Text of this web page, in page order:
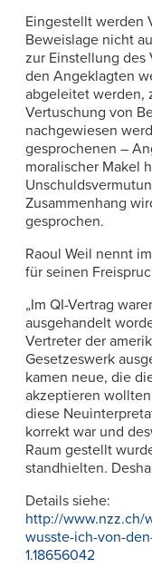
Eingestellt werden
Beweislage nicht
zur Einstellung des
den Angeklagten
abgeleitet werden,
Vertuschung von
nachgewiesen
gesprochenen –
moralischer Makel
Zusammenhang
gesprochen.
Raoul Weil nennt
für seinen
„Im QI-Vertrag
ausgehandelt
Vertreter der
Gesetzeswerk
kamen neue, die
akzeptieren
diese
korrekt war und
Raum gestellt
standhielten.
Details siehe:
http://www.nzz.ch/
wusste-ich-von-
1.18656042